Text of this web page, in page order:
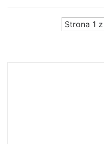
Strona 1